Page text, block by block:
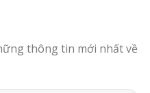
thông tin mới nhất về